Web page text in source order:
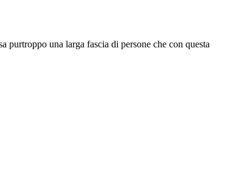
purtroppo una larga fascia di persone che con questa